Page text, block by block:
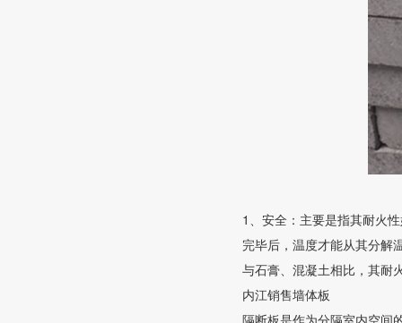
1、安全：主要是指其耐火
完毕后，温度才能从其分解
与石膏、混凝土相比，其耐
内江销售墙体板
隔断板是作为分隔室内空间